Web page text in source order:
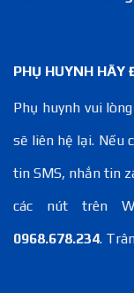
PHỤ HUYNH HÃY
Phụ huynh vui
sẽ liên hệ lại. Nếu
tin SMS, nhắn tin
các nút trên
0968.678.234.